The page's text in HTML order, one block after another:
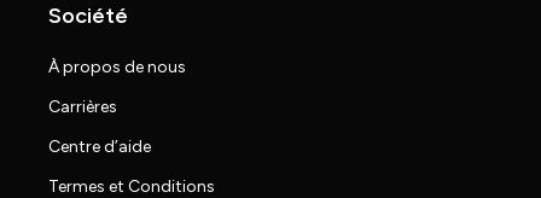
Société
À propos de nous
Carrières
Centre d’aide
Termes et Conditions